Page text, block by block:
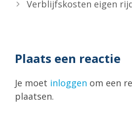
Verblijfskosten eigen
Plaats een reactie
Je moet inloggen om een
plaatsen.